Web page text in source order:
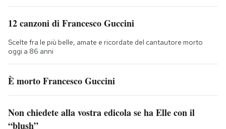
12 canzoni di Francesco Guccini
Scelte fra le più belle, amate e ricordate del cantautore morto
oggi a 86 anni
È morto Francesco Guccini
Non chiedete alla vostra edicola se ha Elle con il
“blush”